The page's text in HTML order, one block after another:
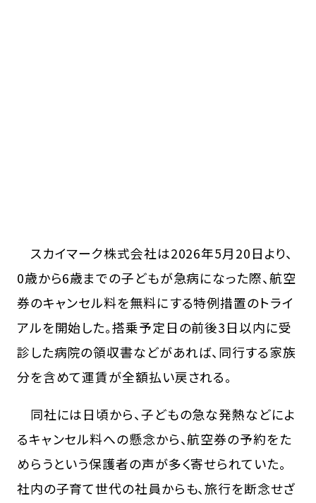
スカイマーク株式会社は2026年5月20日より、
0歳から6歳までの子どもが急病になった際、航空
券のキャンセル料を無料にする特例措置のトライ
アルを開始した。搭乗予定日の前後3日以内に受
診した病院の領収書などがあれば、同行する家族
分を含めて運賃が全額払い戻される。
同社には日頃から、子どもの急な発熱などによ
るキャンセル料への懸念から、航空券の予約をた
めらうという保護者の声が多く寄せられていた。
社内の子育て世代の社員からも、旅行を断念せざ